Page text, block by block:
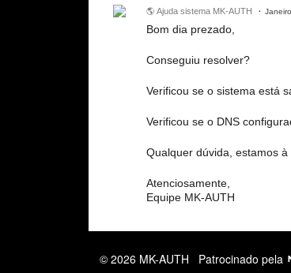
🌎 Ajuda sistema MK-AUTH
Bom dia prezado,
Conseguiu resolver?
Verificou se o sistema está
Verificou se o DNS
Qualquer dúvida, estamos à
Atenciosamente,
Equipe MK-AUTH
© 2026 MK-AUTH Patrocinado pela